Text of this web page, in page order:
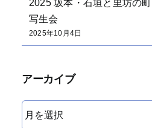
2025 坂本・石垣と里坊の町
写生会
2025年10月4日
アーカイブ